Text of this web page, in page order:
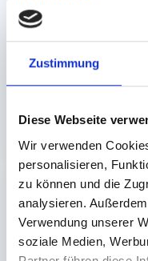
Zustimmung
Diese Webseite
Wir verwenden
personalisieren,
zu können und die
analysieren.
Verwendung unserer
soziale Medien,
170x170x50mm (ca.
Lieferzeit ca. 8 Werktage
78,03 €